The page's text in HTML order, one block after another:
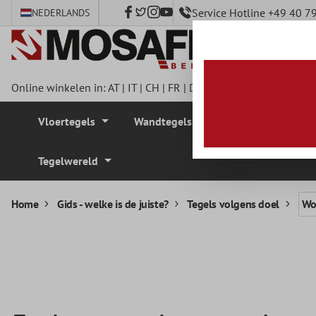
hoofdinhoud
NEDERLANDS Service Hotline +49 40
Online winkelen in:AT| IT| CH | FR | DE
Vloertegels Wandtegels
Tegelwereld
Home Gids - welke is de juiste? Tegels volgens doel